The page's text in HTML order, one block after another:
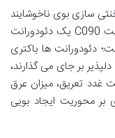
سازی بوی ناخوشایند
تعریق است. باید توجه داشت که اسپری سورینت C090 یک دئودورانت
دئودورانت ها باکتری
بر جای می گذارند،
غدد تعریق، میزان عرق
بر محوریت ایجاد بویی